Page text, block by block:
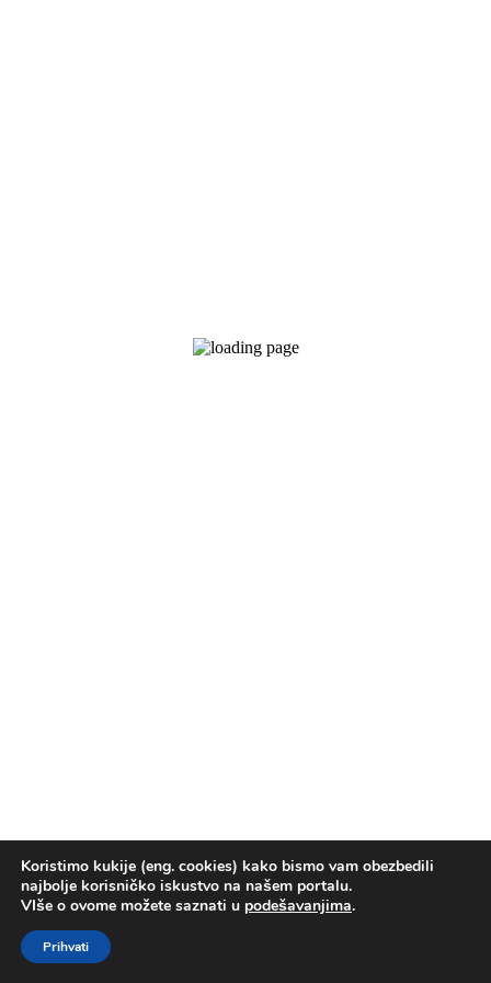
Koristimo kukije (eng. cookies) kako bismo vam obezbedili
najbolje korisničko iskustvo na našem portalu.
VIše o ovome možete saznati u podešavanjima.
Prihvati